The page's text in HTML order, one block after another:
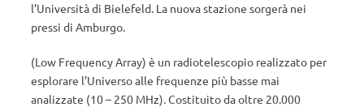
l’Università di Bielefeld. La nuova stazione sorgerà nei
pressi di Amburgo.
(Low Frequency Array) è un radiotelescopio realizzato per
esplorare l’Universo alle frequenze più basse mai
analizzate (10 – 250 MHz). Costituito da oltre 20.000